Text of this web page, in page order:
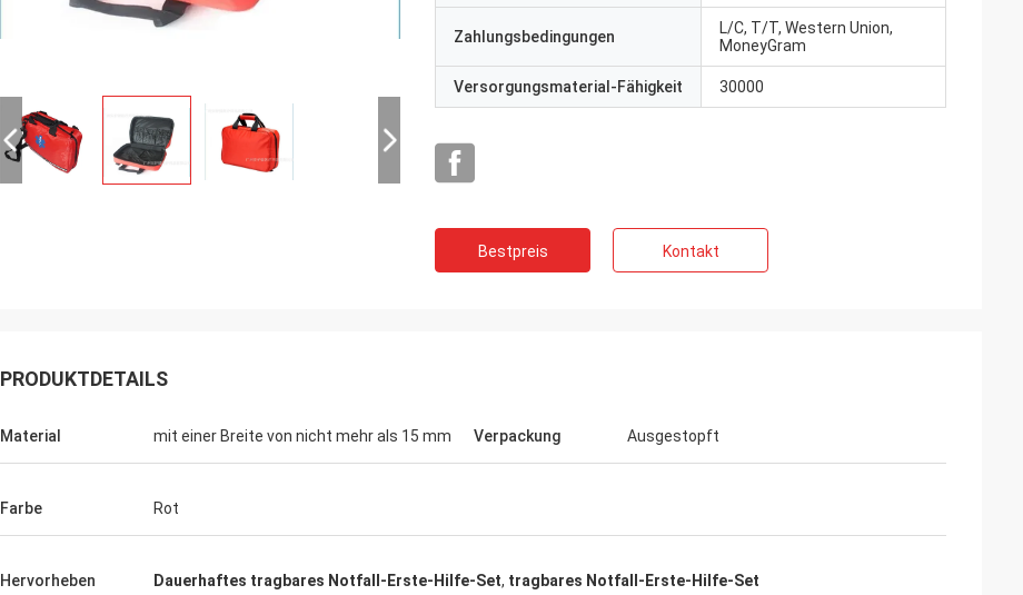
Zahlungsbedingungen
L/C, T/T, Western Union,
MoneyGram
Versorgungsmaterial-Fähigkeit 30000
Bestpreis Kontakt
PRODUKTDETAILS
Material mit einer Breite von nicht mehr als 15 mm Verpackung Ausgestopft
Farbe Rot
Hervorheben Dauerhaftes tragbares Notfall-Erste-Hilfe-Set, tragbares Notfall-Erste-Hilfe-Set